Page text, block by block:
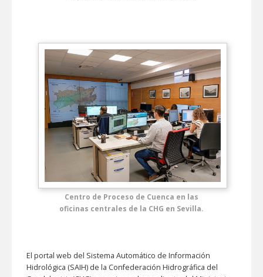
Centro de Proceso de Cuenca en las
oficinas centrales de la CHG en Sevilla.
El portal web del Sistema Automático de Información
Hidrológica (SAIH) de la Confederación Hidrográfica del